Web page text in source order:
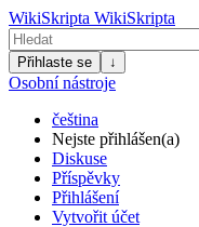
WikiSkripta WikiSkripta
Přihlaste se ↓
Osobní nástroje
čeština
Nejste přihlášen(a)
Diskuse
Příspěvky
Přihlášení
Vytvořit účet